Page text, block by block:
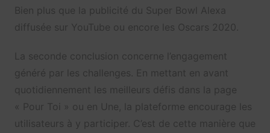
Bien plus que la publicité du Super Bowl Alexa
diffusée sur YouTube ou encore les Oscars 2020.
La seconde conclusion concerne l’engagement
généré par les challenges. En mettant en avant
quotidiennement les meilleurs défis dans la page
« Pour Toi » ou en Une, la plateforme encourage les
utilisateurs à y participer. C’est de cette manière que